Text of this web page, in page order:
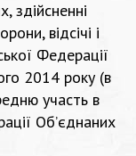
здійсненні
відсічі і
Федерації
2014 року (в
участь в
Об’єднаних